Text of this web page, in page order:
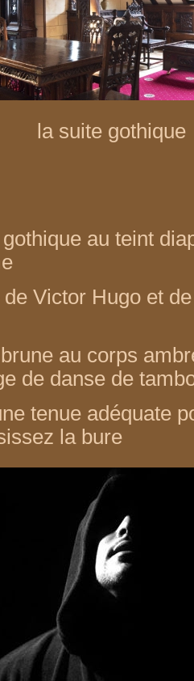
la suite gothique
au teint
Victor Hugo et
au corps
de danse de
tenue adéquate
la bure